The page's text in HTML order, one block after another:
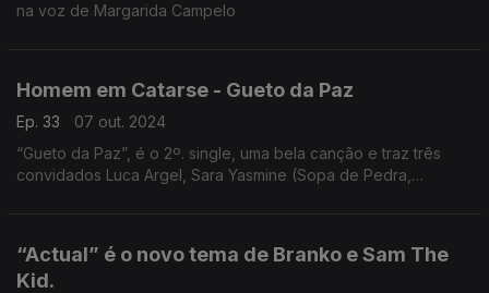
na voz de Margarida Campelo
Homem em Catarse - Gueto da Paz
Ep. 33
07 out. 2024
“Gueto da Paz”, é o 2º. single, uma bela canção e traz três
convidados Luca Argel, Sara Yasmine (Sopa de Pedra,
“Actual” é o novo tema de Branko e Sam The
Kid.